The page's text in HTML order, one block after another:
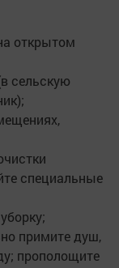
открытом
сельскую
специальные
примите душ,
прополощите